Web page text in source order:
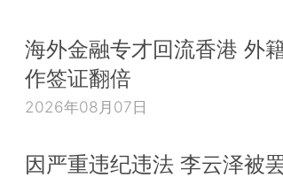
海外金融专才回流香港 外
作签证翻倍
2026年08月07日
因严重违纪违法 李云泽被